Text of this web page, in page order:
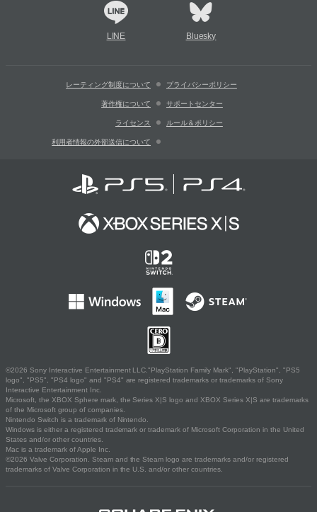
LINE Bluesky
レーティング制度について プライバシーポリシー
著作権について サポートセンター
ライセンス ルール＆ポリシー
利用者情報の外部送信について
©2026 Sony Interactive Entertainment LLC."PlayStation Family Mark", "PlayStation", "PS5
logo", "PS5", "PS4 logo" and "PS4" are registered trademarks or trademarks of Sony
Interactive Entertainment Inc.
Microsoft, the XBOX Sphere mark, the Series X|S logo and XBOX Series X|S are trademarks
of the Microsoft group of companies.
Nintendo Switch is a trademark of Nintendo.
Windows is either a registered trademark or trademark of Microsoft Corporation in the United
States and/or other countries.
Mac is a trademark of Apple Inc.
©2026 Valve Corporation. Steam and the Steam logo are trademarks and/or registered
trademarks of Valve Corporation in the U.S. and/or other countries.